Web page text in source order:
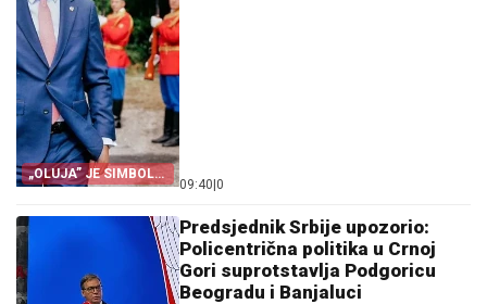
„OLUJA” JE SIMBOL
PROGONA
09:40 0
Predsjednik Srbije upozorio:
Policentrična politika u Crnoj
Gori suprotstavlja Podgoricu
Beogradu i Banjaluci